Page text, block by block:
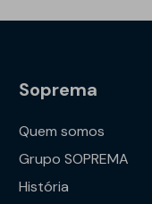
Soprema
Quem somos
Grupo SOPREMA
História